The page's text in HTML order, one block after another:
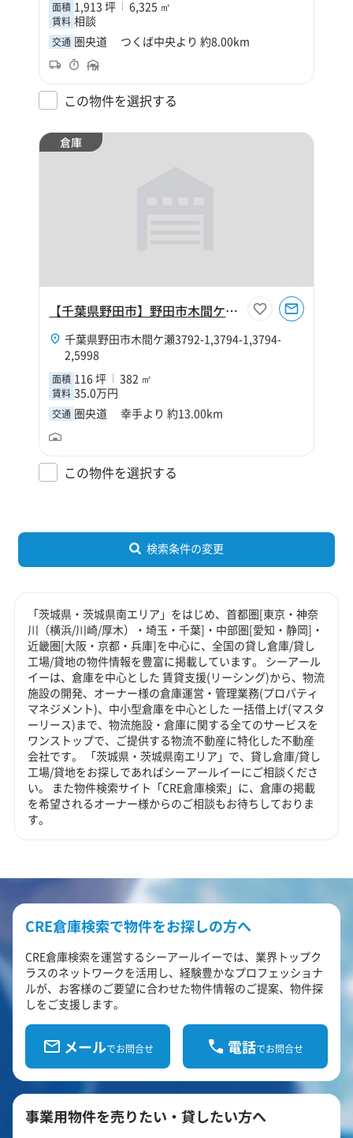
面積 1,913 坪 6,325 ㎡
賃料 相談
交通 圏央道 つくば中央より 約8.00km
この物件を選択する
倉庫
【千葉県野田市】野田市木間ケ瀬116坪倉庫
千葉県野田市木間ケ瀬3792-1,3794-1,3794-
2,5998
面積 116 坪 382 ㎡
賃料 35.0万円
交通 圏央道 幸手より 約13.00km
この物件を選択する
検索条件の変更
「茨城県・茨城県南エリア」をはじめ、首都圏[東京・神奈
川（横浜/川崎/厚木）・埼玉・千葉]・中部圏[愛知・静岡]・
近畿圏[大阪・京都・兵庫]を中心に、全国の貸し倉庫/貸し
工場/貸地の物件情報を豊富に掲載しています。 シーアール
イーは、倉庫を中心とした 賃貸支援(リーシング)から、物流
施設の開発、オーナー様の倉庫運営・管理業務(プロパティ
マネジメント)、中小型倉庫を中心とした 一括借上げ(マスタ
ーリース)まで、物流施設・倉庫に関する全てのサービスを
ワンストップで、ご提供する物流不動産に特化した不動産
会社です。 「茨城県・茨城県南エリア」で、貸し倉庫/貸し
工場/貸地をお探しであればシーアールイーにご相談くださ
い。 また物件検索サイト「CRE倉庫検索」に、倉庫の掲載
を希望されるオーナー様からのご相談もお待ちしておりま
す。
CRE倉庫検索で物件をお探しの方へ
CRE倉庫検索を運営するシーアールイーでは、業界トップク
ラスのネットワークを活用し、経験豊かなプロフェッショナ
ルが、お客様のご要望に合わせた物件情報のご提案、物件探
しをご支援します。
メールでお問合せ 電話でお問合せ
事業用物件を売りたい・貸したい方へ